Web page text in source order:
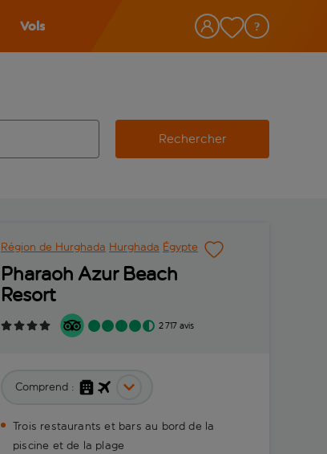
Vols
Rechercher
Région de Hurghada Hurghada Égypte
Pharaoh Azur Beach
Resort
2 717 avis
Comprend :
Trois restaurants et bars au bord de la
piscine et de la plage